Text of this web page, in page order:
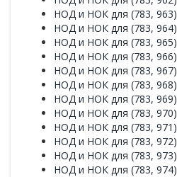
НОД и НОК для (783, 963)
НОД и НОК для (783, 964)
НОД и НОК для (783, 965)
НОД и НОК для (783, 966)
НОД и НОК для (783, 967)
НОД и НОК для (783, 968)
НОД и НОК для (783, 969)
НОД и НОК для (783, 970)
НОД и НОК для (783, 971)
НОД и НОК для (783, 972)
НОД и НОК для (783, 973)
НОД и НОК для (783, 974)